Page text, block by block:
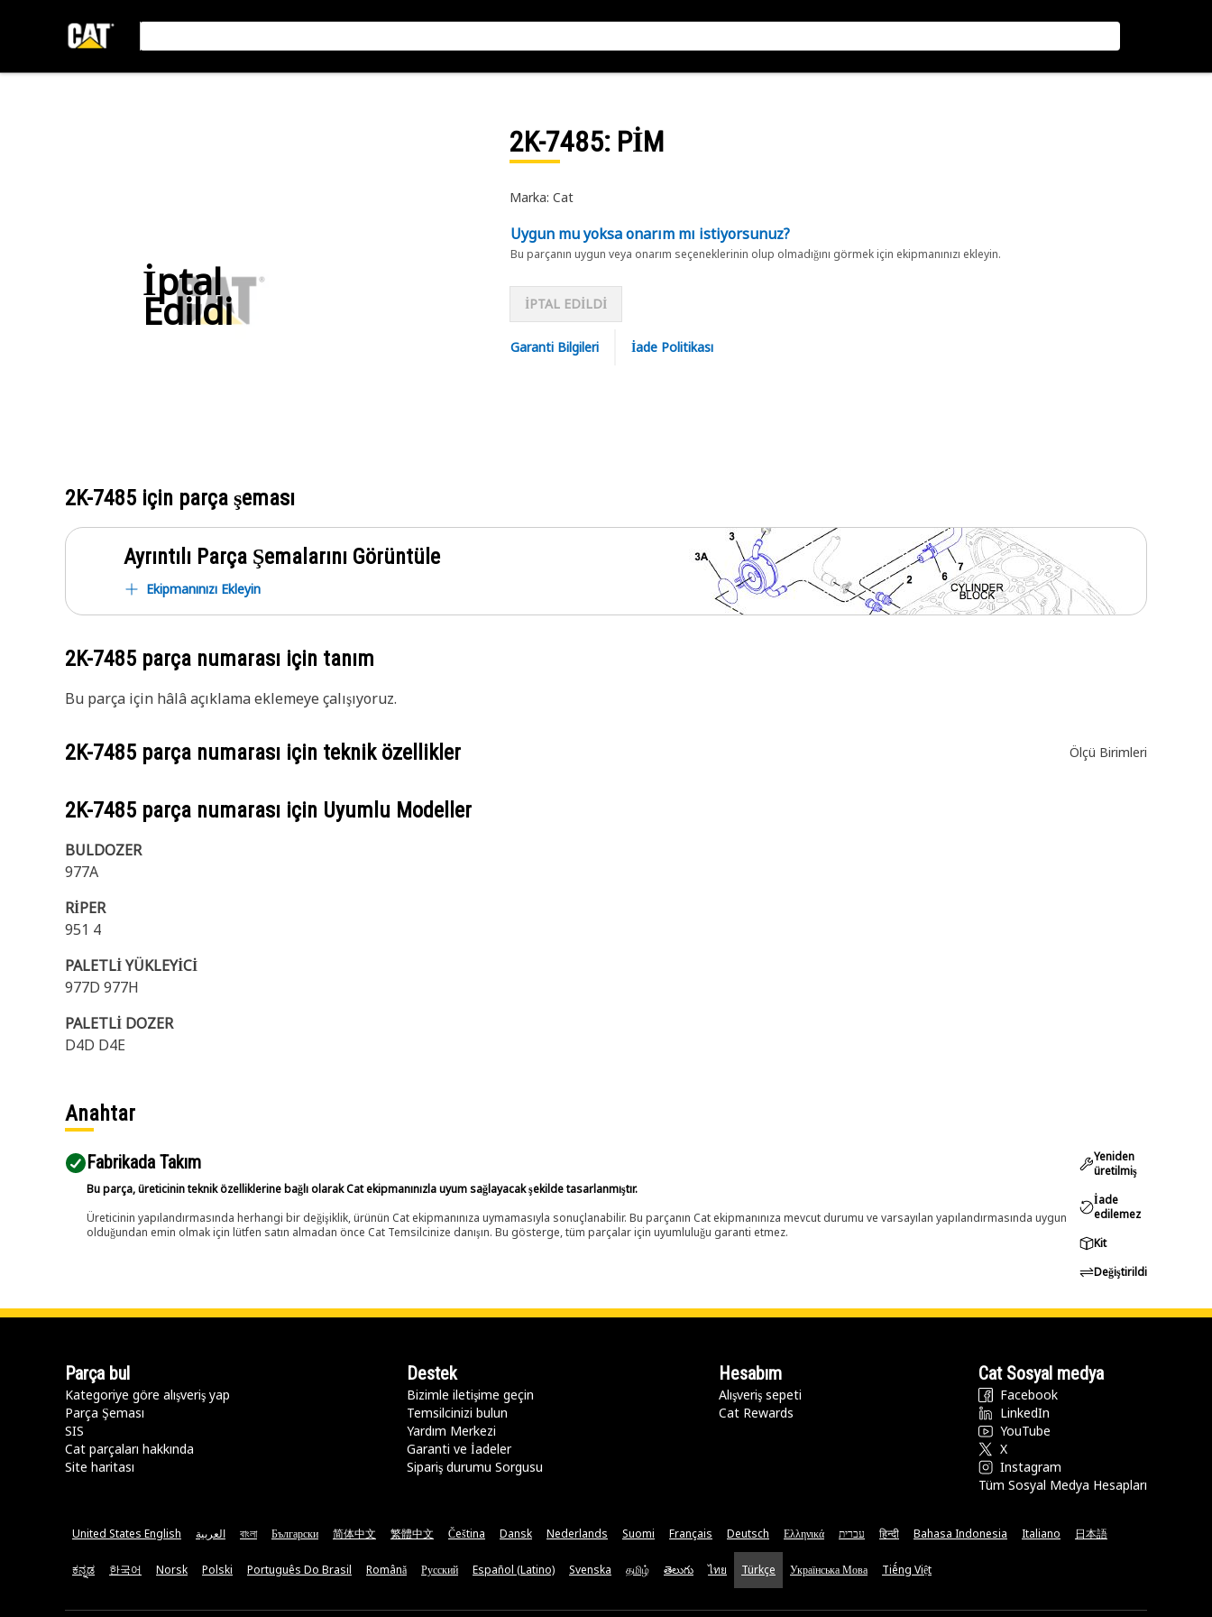
İptal
Edildi
2K-7485: PİM
Marka: Cat
Uygun mu yoksa onarım mı istiyorsunuz?
Bu parçanın uygun veya onarım seçeneklerinin olup olmadığını görmek için ekipmanınızı ekleyin.
İPTAL EDİLDİ
Garanti Bilgileri İade Politikası
2K-7485 için parça şeması
Ayrıntılı Parça Şemalarını Görüntüle
Ekipmanınızı Ekleyin
2K-7485 parça numarası için tanım
Bu parça için hâlâ açıklama eklemeye çalışıyoruz.
2K-7485 parça numarası için teknik özellikler Ölçü Birimleri
2K-7485 parça numarası için Uyumlu Modeller
BULDOZER
977A
RİPER
951 4
PALETLİ YÜKLEYİCİ
977D 977H
PALETLİ DOZER
D4D D4E
Anahtar
Fabrikada Takım
Bu parça, üreticinin teknik özelliklerine bağlı olarak Cat ekipmanınızla uyum sağlayacak şekilde tasarlanmıştır.
Üreticinin yapılandırmasında herhangi bir değişiklik, ürünün Cat ekipmanınıza uymamasıyla sonuçlanabilir. Bu parçanın Cat ekipmanınıza mevcut durumu ve varsayılan yapılandırmasında uygun
olduğundan emin olmak için lütfen satın almadan önce Cat Temsilcinize danışın. Bu gösterge, tüm parçalar için uyumluluğu garanti etmez.
Yeniden
üretilmiş
İade
edilemez
Kit
Değiştirildi
Parça bul
Kategoriye göre alışveriş yap
Parça Şeması
SIS
Cat parçaları hakkında
Site haritası
Destek
Bizimle iletişime geçin
Temsilcinizi bulun
Yardım Merkezi
Garanti ve İadeler
Sipariş durumu Sorgusu
Hesabım
Alışveriş sepeti
Cat Rewards
Cat Sosyal medya
Facebook
LinkedIn
YouTube
X
Instagram
Tüm Sosyal Medya Hesapları
United States English العربية বাংলা Български 简体中文 繁體中文 Čeština Dansk Nederlands Suomi Français Deutsch Ελληνικά עברית हिन्दी Bahasa Indonesia Italiano 日本語
ಕನ್ನಡ 한국어 Norsk Polski Português Do Brasil Română Русский Español (Latino) Svenska தமிழ் తెలుగు ไทย Türkçe Українська Мова Tiếng Việt